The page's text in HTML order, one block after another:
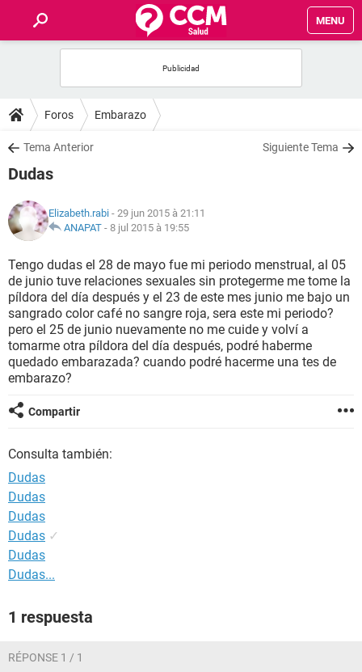
MENU
FORUMS
SALUD
NUTRICIÓN
BIENESTAR
SEXUALIDAD
GLOSARIO
Foros Embarazo
Tema Anterior Siguiente Tema
Dudas
Elizabeth.rabi - 29 jun 2015 à 21:11
ANAPAT - 8 jul 2015 à 19:55
Tengo dudas el 28 de mayo fue mi periodo menstrual, al 05
de junio tuve relaciones sexuales sin protegerme me tome la
píldora del día después y el 23 de este mes junio me bajo un
sangrado color café no sangre roja, sera este mi periodo?
pero el 25 de junio nuevamente no me cuide y volví a
tomarme otra píldora del día después, podré haberme
quedado embarazada? cuando podré hacerme una tes de
embarazo?
Compartir
Consulta también:
Dudas
Dudas
Dudas
Dudas ✓
Dudas
Dudas...
1 respuesta
RÉPONSE 1 / 1